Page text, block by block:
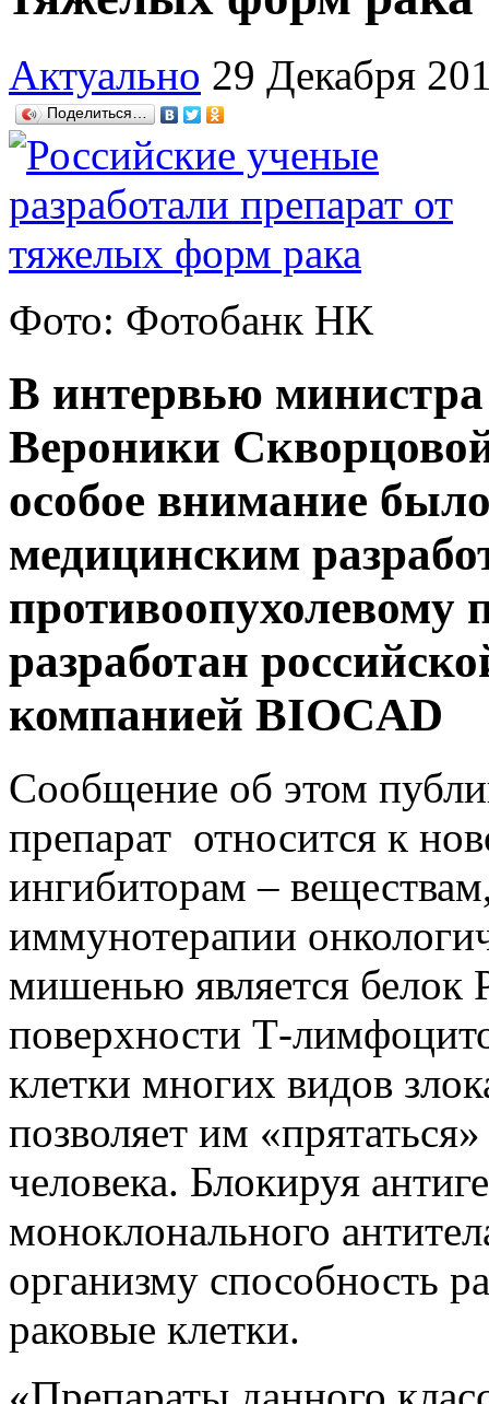
Актуально 29 Декабря
Поделиться…
Фото: Фотобанк НК
В интервью
Вероники
особое внимание
медицинским
противоопухолевому
разработан
компанией BIOCAD
Сообщение об этом
препарат относится к
ингибиторам –
иммунотерапии
мишенью является белок
поверхности Т-
клетки многих видов
позволяет им
человека. Блокируя
моноклонального
организму способность
раковые клетки.